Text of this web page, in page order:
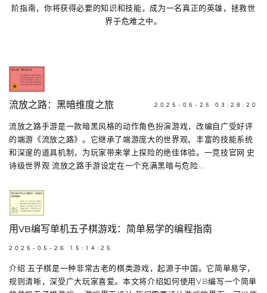
阶指南，你将获得必要的知识和技能，成为一名真正的英雄，拯救世
界于危难之中。
流放之路：黑暗维度之旅 2025-05-25 03:28:20
流放之路手游是一款暗黑风格的动作角色扮演游戏，改编自广受好评
的端游《流放之路》。它继承了端游庞大的世界观、丰富的技能系统
和深邃的道具机制，为玩家带来掌上探险的绝佳体验。一竞技官网 史
诗级世界观 流放之路手游设定在一个充满黑暗与危险...
用VB编写单机五子棋游戏：简单易学的编程指南
2025-05-26 15:14:25
介绍 五子棋是一种非常古老的棋类游戏，起源于中国。它简单易学，
规则清晰，深受广大玩家喜爱。本文将介绍如何使用VB编写一个简单